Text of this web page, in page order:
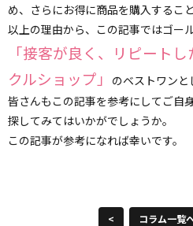
め、さらにお得に商品を購入するこ
以上の理由から、この記事ではゴー
「接客が良く、リピート
クルショップ」
のベストワンと
皆さんもこの記事を参考にしてご自
探してみてはいかがでしょうか。
この記事が参考になれば幸いです。
< コラム一覧